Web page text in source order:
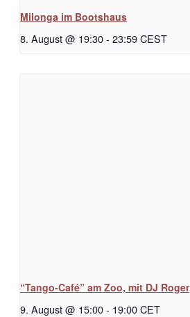
Milonga im Bootshaus
8. August @ 19:30- 23:59CEST
“Tango-Café” am Zoo, mit DJ Roger
9. August @ 15:00- 19:00CET